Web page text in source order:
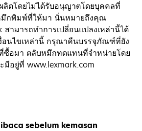
ตโดยไม่ได้รับอนุญาตโดยบุคคลที่
มึกพิมพ์ที่ให้มา นั่นหมายถึงคุณ
ามารถทำการเปลี่ยนแปลงเหล่านี้ได้
อนไขเหล่านี้ กรุณาคืนบรรจุภัณฑ์ที่ยัง
ที่ซื้อมา ตลับหมึกทดแทนที่จำหน่ายโดย
มีอยู่ที่ www.lexmark.com
sebelum kemasan